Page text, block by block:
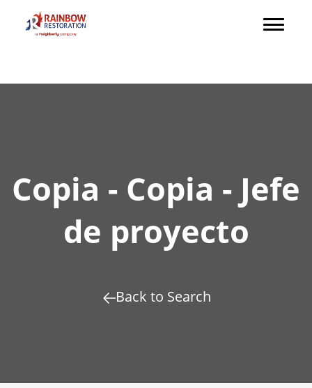
Copia - Copia - Jefe
de proyecto
Back to Search